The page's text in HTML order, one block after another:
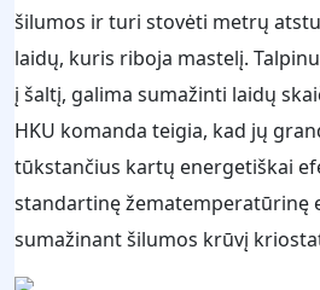
šilumos ir turi stovėti metrų
laidų, kuris riboja mastelį.
į šaltį, galima sumažinti laidų
HKU komanda teigia, kad jų
tūkstančius kartų energetiškai
standartinę žematemperatūrinę
sumažinant šilumos krūvį